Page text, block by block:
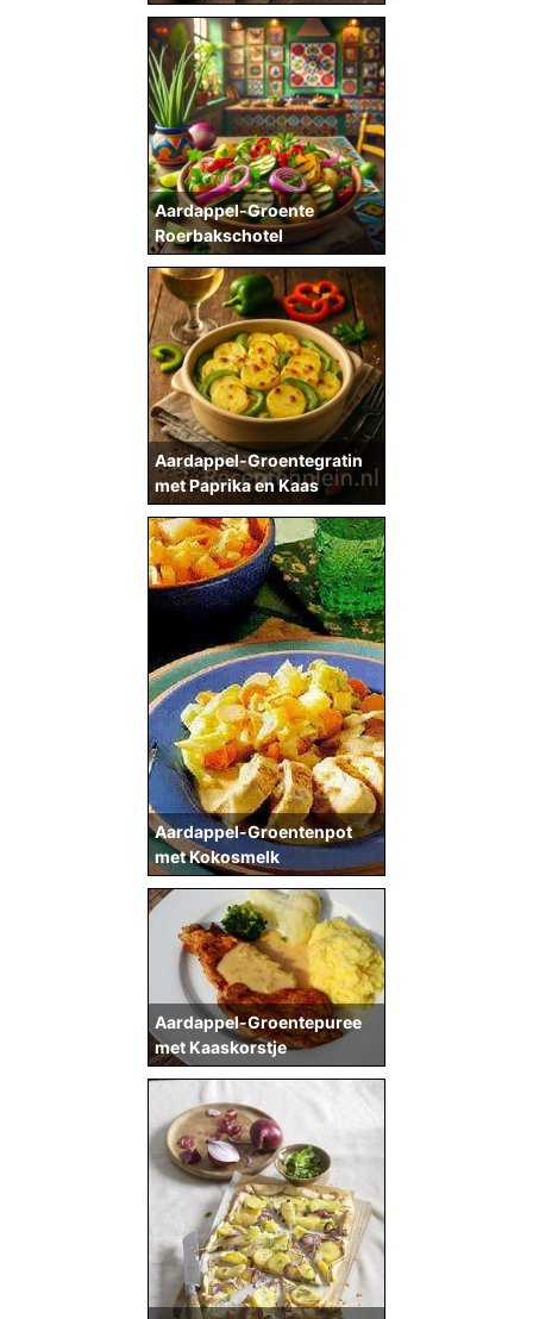
Aardappel-Groente
Roerbakschotel
Aardappel-Groentegratin
met Paprika en Kaas
Aardappel-Groentenpot
met Kokosmelk
Aardappel-Groentepuree
met Kaaskorstje